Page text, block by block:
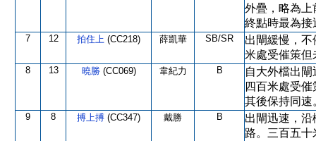
外疊，略為上
終點時最為接
7 12 拍住上 (CC218) 薛凱華 SB/SR
出閘緩慢，
米處受催策但
8 13 曉勝 (CC069) 韋紀力 B
自大外檔出
四百米處受
其後保持同速
9 8 搏上搏 (CC347) 戴勝 B
出閘迅速，
路。三百五